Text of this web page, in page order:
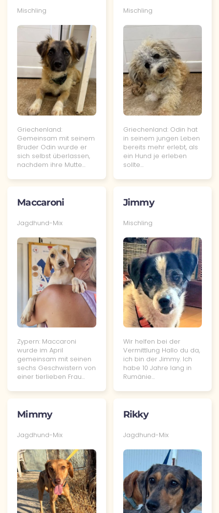
Mischling
Griechenland:
Gemeinsam mit seinem
Bruder Odin wurde er
sich selbst überlassen,
nachdem ihre Mutte…
Mischling
Griechenland: Odin hat
in seinem jungen Leben
bereits mehr erlebt, als
ein Hund je erleben
sollte…
Maccaroni
Jagdhund-Mix
Zypern: Maccaroni
wurde im April
gemeinsam mit seinen
sechs Geschwistern von
einer tierlieben Frau…
Jimmy
Mischling
Wir helfen bei der
Vermittlung Hallo du da,
ich bin der Jimmy. Ich
habe 10 Jahre lang in
Rumänie…
Mimmy
Jagdhund-Mix
Rikky
Jagdhund-Mix